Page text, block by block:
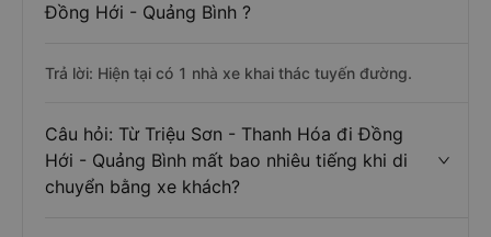
Đồng Hới - Quảng Bình ?
Trả lời: Hiện tại có 1 nhà xe khai thác tuyến đường.
Câu hỏi: Từ Triệu Sơn - Thanh Hóa đi Đồng
Hới - Quảng Bình mất bao nhiêu tiếng khi di
chuyển bằng xe khách?